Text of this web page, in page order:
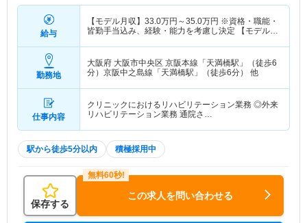
給与
【モデル月収】 33.0万円～35.0万円 ※資格・職能・
皆勤手当込み、経験・能力を考慮し決定 【モデル年
勤務地
大阪府 大阪市中央区 京阪本線「天満橋駅」（徒歩6
分）京阪中之島線「天満橋駅」（徒歩6分） 他
仕事内容
クリニックにおけるリハビリテーション業務 ◎外来
リハビリテーション業務 通院さ…
駅から徒歩5分以内 積極採用中
保存する
この求人を問い合わせる